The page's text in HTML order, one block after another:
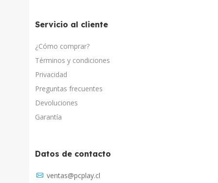
Servicio al cliente
¿Cómo comprar?
Términos y condiciones
Privacidad
Preguntas frecuentes
Devoluciones
Garantía
Datos de contacto
ventas@pcplay.cl
Chat con IA